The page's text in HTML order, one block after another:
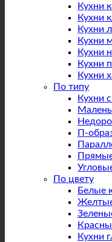
Кухни
Кухни
Кухни
Кухни
Кухни
Кухни
Кухни
По типу
Кухни
П-
По цвету
Белые
Кухни